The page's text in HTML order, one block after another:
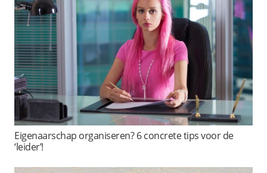
Eigenaarschap organiseren? 6 concrete tips voor de
‘leider’!